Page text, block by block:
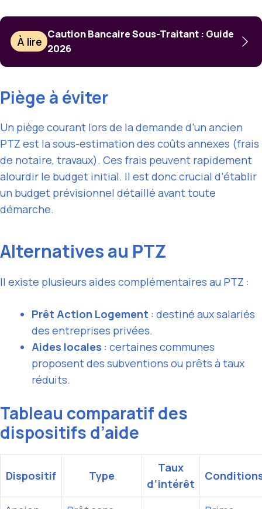
À lire
Caution Bancaire Sous-Traitant : Guide
2026
Piège à éviter
Un piège courant lors de la demande d’un ancien
PTZ est la sous-estimation des coûts annexes (frais
de notaire, travaux). Ces frais peuvent rapidement
alourdir le budget initial. Il est donc crucial d’établir
un budget prévisionnel détaillé avant toute
démarche.
Alternatives au PTZ
Il existe plusieurs aides complémentaires au PTZ :
Prêt Action Logement : destiné aux salariés
des entreprises privées.
Aides locales : certaines communes
proposent des subventions ou prêts à taux
réduits.
Tableau comparatif des
dispositifs d’aide
Dispositif Type
Taux
d’intérêt